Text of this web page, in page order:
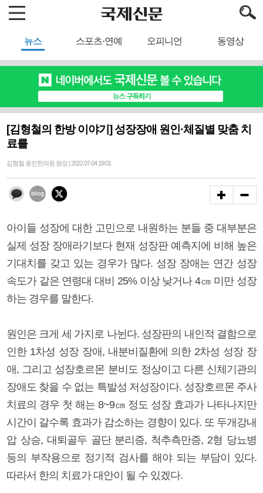
뉴스 스포츠·연예 오피니언 동영상
[김형철의 한방 이야기] 성장장애 원인·체질별 맞춤 치
료를
김형철 웅진한의원 원장 | 2022.07.04 19:01
아이들 성장에 대한 고민으로 내원하는 분들 중 대부분은
실제 성장 장애라기보다 현재 성장판 예측지에 비해 높은
기대치를 갖고 있는 경우가 많다. 성장 장애는 연간 성장
속도가 같은 연령대 대비 25% 이상 낮거나 4㎝ 미만 성장
하는 경우를 말한다.
원인은 크게 세 가지로 나뉜다. 성장판의 내인적 결함으로
인한 1차성 성장 장애, 내분비질환에 의한 2차성 성장 장
애, 그리고 성장호르몬 분비도 정상이고 다른 신체기관의
장애도 찾을 수 없는 특발성 저성장이다. 성장호르몬 주사
치료의 경우 첫 해는 8~9㎝ 정도 성장 효과가 나타나지만
시간이 갈수록 효과가 감소하는 경향이 있다. 또 두개강내
압 상승, 대퇴골두 골단 분리증, 척추측만증, 2형 당뇨병
등의 부작용으로 정기적 검사를 해야 되는 부담이 있다.
따라서 한의 치료가 대안이 될 수 있겠다.